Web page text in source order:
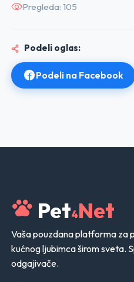
Pregleda: 105
Podeli oglas:
Podeli na Facebook
Pet4Net
Vaša pouzdana platforma za
kućnog ljubimca širom sveta.
odgajivače.